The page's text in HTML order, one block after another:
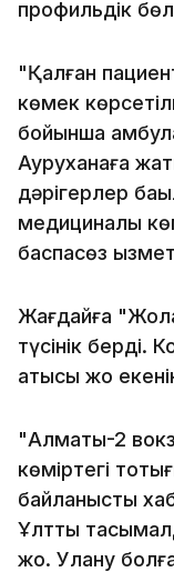
профильдік
"Қалған
көмек
бойынша
Ауруханаға
дәрігерлер
медициналық
баспасөз
Жағдайға
түсінік берді.
қатысы жоқ
"Алматы-2
көміртегі
байланысты
Ұлттық
жоқ. Улану